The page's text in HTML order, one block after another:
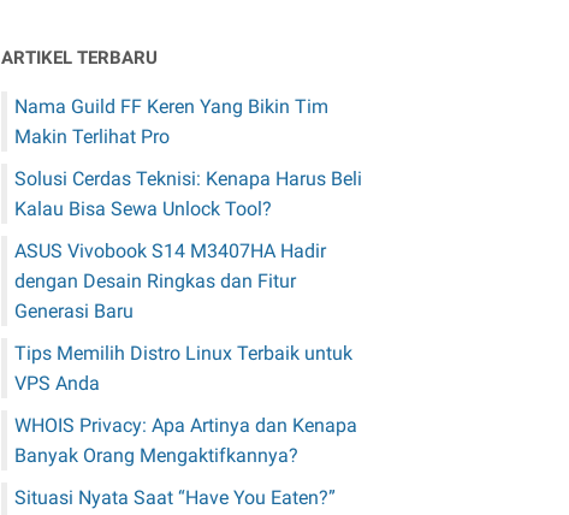
ARTIKEL TERBARU
Nama Guild FF Keren Yang Bikin Tim
Makin Terlihat Pro
Solusi Cerdas Teknisi: Kenapa Harus Beli
Kalau Bisa Sewa Unlock Tool?
ASUS Vivobook S14 M3407HA Hadir
dengan Desain Ringkas dan Fitur
Generasi Baru
Tips Memilih Distro Linux Terbaik untuk
VPS Anda
WHOIS Privacy: Apa Artinya dan Kenapa
Banyak Orang Mengaktifkannya?
Situasi Nyata Saat “Have You Eaten?”